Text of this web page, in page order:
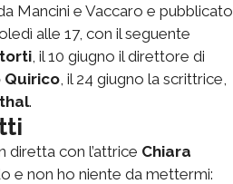
Mancini e Vaccaro e pubblicato
alle 17, con il seguente
, il 10 giugno il direttore di
Quirico , il 24 giugno la scrittrice,
.
diretta con l’attrice Chiara
e non ho niente da mettermi: